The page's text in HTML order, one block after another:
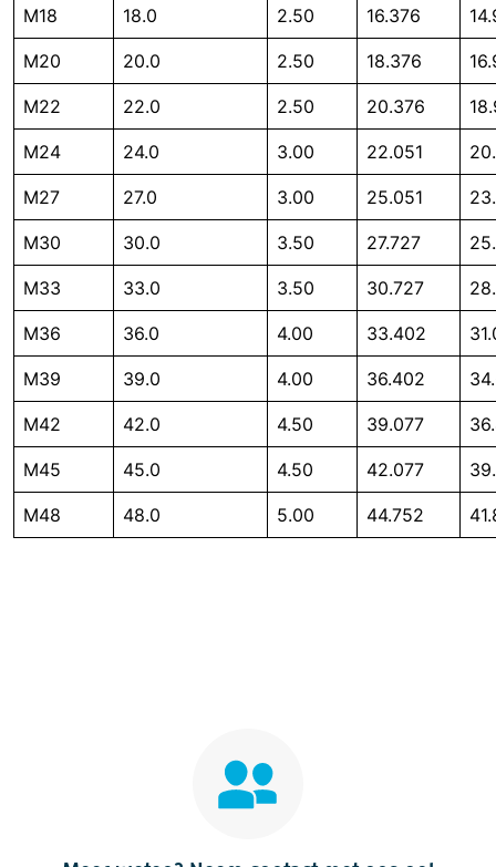
M18 18.0 2.50 16.376
M20 20.0 2.50 18.376
M22 22.0 2.50 20.376
M24 24.0 3.00 22.051
M27 27.0 3.00 25.051
M30 30.0 3.50 27.727
M33 33.0 3.50 30.727
M36 36.0 4.00 33.402
M39 39.0 4.00 36.402
M42 42.0 4.50 39.077
M45 45.0 4.50 42.077
M48 48.0 5.00 44.752